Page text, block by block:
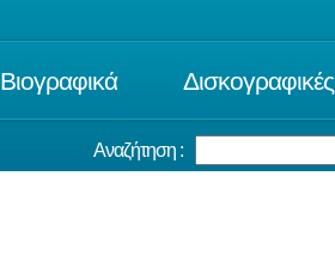
Βιογραφικά Δισκογραφικές
Αναζήτηση :